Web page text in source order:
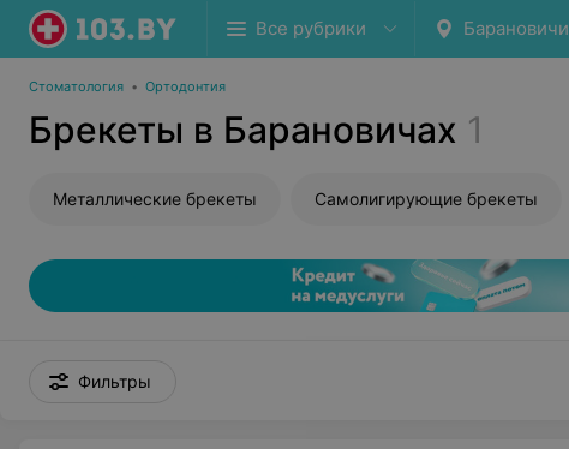
Все рубрики Барановичи
Стоматология • Ортодонтия
Брекеты в Барановичах 1
Металлические брекеты Самолигирующие брекеты
Фильтры